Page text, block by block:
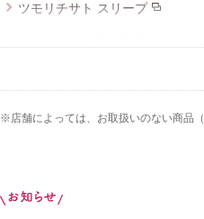
ツモリチサト スリープ
※店舗によっては、お取扱いのない商品